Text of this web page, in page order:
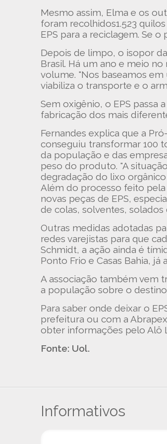
Mesmo assim, Elma e os
foram recolhidos1.523
EPS para a reciclagem. Se
Depois de limpo, o isopor
Brasil. Há um ano e meio
volume. "Nos baseamos
viabiliza o transporte e o
Sem oxigênio, o EPS passa
fabricação dos mais
Fernandes explica que a
conseguiu transformar 100
da população e das
peso do produto. "A
degradação do lixo
Além do processo feito
novas peças de EPS,
de colas, solventes,
Outras medidas adotadas
redes varejistas para que
Schmidt, a ação ainda é
Ponto Frio e Casas Bahia, já
A associação também vem
a população sobre o
Para saber onde deixar o
prefeitura ou com a
obter informações pelo Alô
Fonte: Uol.
Informativos